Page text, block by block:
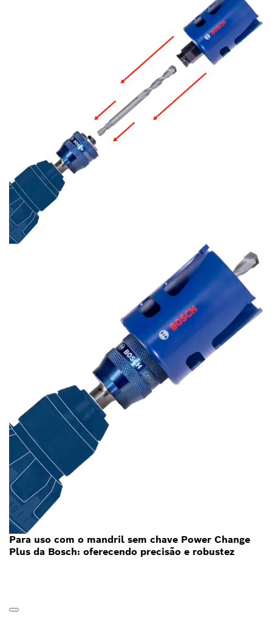
Para uso com o mandril sem chave Power Change
Plus da Bosch: oferecendo precisão e robustez